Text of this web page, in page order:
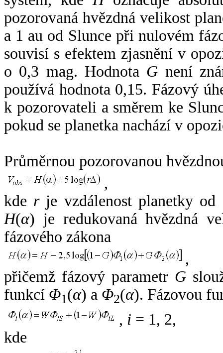
pozorovaná hvězdná velikost
a 1 au od Slunce při nulovém
souvisí s efektem zjasnění v
o 0,3 mag. Hodnota G není
používá hodnota 0,15. Fázový
k pozorovateli a směrem ke
pokud se planetka nachází v
Průměrnou pozorovanou
,
kde rje vzdálenost planetky od
H(α) je redukovaná hvězdná
fázového zákona
,
přičemž fázový parametr G
funkcí Φ1(α) a Φ2(α). Fázovou
, i = 1, 2,
kde